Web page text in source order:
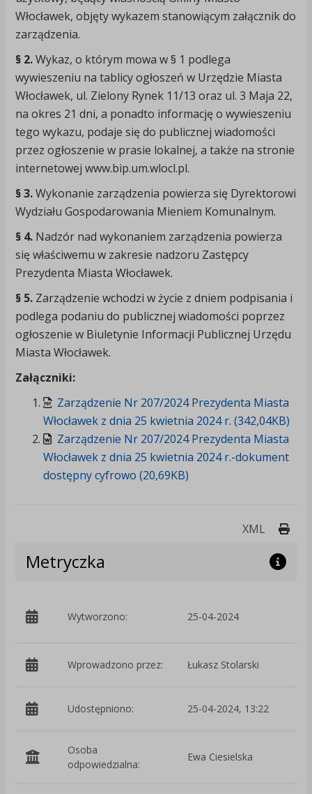
Włocławek, objęty wykazem stanowiącym załącznik do
zarządzenia.
§ 2.Wykaz, o którym mowa w § 1 podlega
wywieszeniu na tablicy ogłoszeń w Urzędzie Miasta
Włocławek, ul. Zielony Rynek 11/13 oraz ul. 3 Maja 22,
na okres 21 dni, a ponadto informację o wywieszeniu
tego wykazu, podaje się do publicznej wiadomości
przez ogłoszenie w prasie lokalnej, a także na stronie
internetowej www.bip.um.wlocl.pl.
§ 3.Wykonanie zarządzenia powierza się Dyrektorowi
Wydziału Gospodarowania Mieniem Komunalnym.
§ 4. Nadzór nad wykonaniem zarządzenia powierza
się właściwemu w zakresie nadzoru Zastępcy
Prezydenta Miasta Włocławek.
§ 5. Zarządzenie wchodzi w życie z dniem podpisania i
podlega podaniu do publicznej wiadomości poprzez
ogłoszenie w Biuletynie Informacji Publicznej Urzędu
Miasta Włocławek.
Załączniki:
Zarządzenie Nr 207/2024 Prezydenta Miasta
Włocławek z dnia 25 kwietnia 2024 r. (342,04KB)
Zarządzenie Nr 207/2024 Prezydenta Miasta
Włocławek z dnia 25 kwietnia 2024 r.-dokument
dostępny cyfrowo (20,69KB)
XML
Metryczka
Wytworzono: 25-04-2024
Wprowadzono przez: Łukasz Stolarski
Udostępniono: 25-04-2024, 13:22
Osoba
odpowiedzialna:
Ewa Ciesielska